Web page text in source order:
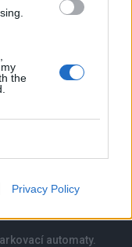
the
Privacy Policy
filmovou legendu
automaty.